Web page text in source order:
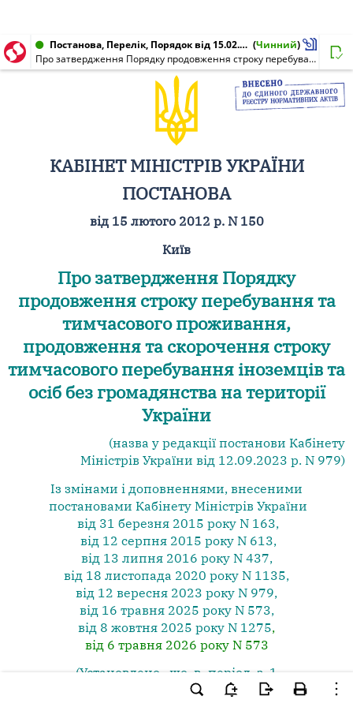
Постанова, Перелік, Порядок від 15.02.2012 № 150 (Чинний)
Про затвердження Порядку продовження строку перебування та тимчасового проживання, продовження та скорочення строку тимчасового перебування іноземців та осіб без громадянства на території України